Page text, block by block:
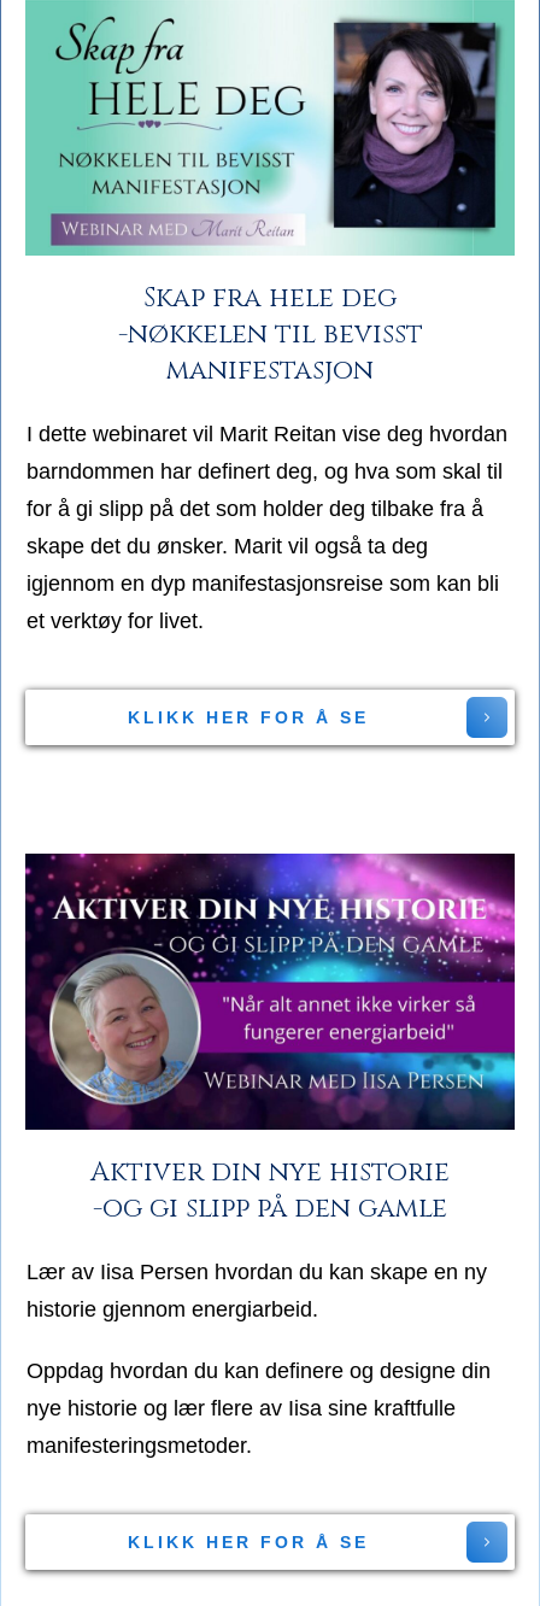
Skap fra hele deg
-nøkkelen til bevisst
manifestasjon
I dette webinaret vil Marit Reitan vise deg hvordan
barndommen har definert deg, og hva som skal til
for å gi slipp på det som holder deg tilbake fra å
skape det du ønsker. Marit vil også ta deg
igjennom en dyp manifestasjonsreise som kan bli
et verktøy for livet.
KLIKK HER FOR Å SE
Aktiver din nye historie
-og gi slipp på den gamle
Lær av Iisa Persen hvordan du kan skape en ny
historie gjennom energiarbeid.
Oppdag hvordan du kan definere og designe din
nye historie og lær flere av Iisa sine kraftfulle
manifesteringsmetoder.
KLIKK HER FOR Å SE